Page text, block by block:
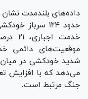
موقعیت‌های دائمی
می‌دهد که با افزایش
جنگ مرتبط است.